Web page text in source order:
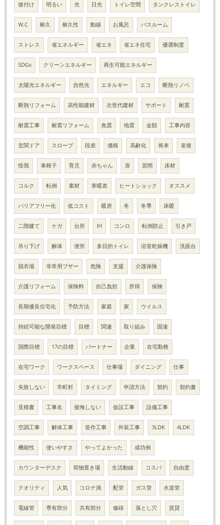
後付け 明るい 光 日光 トイレ空間 タンクレストイレ
W.C 耐久 耐久性 動線 お風呂 バスルーム
ストレス 省エネルギー 省エネ 省エネ住宅 優遇制度
SDGs クリーンエネルギー 再生可能エネルギー
太陽光エネルギー 自然光 エネルギー エコ 断熱リノベ
断熱リフォーム 高性能建材 次世代建材 サポート 耐震
耐震工事 耐震リフォーム 免震 地震 金額 工事内容
玄関ドア スロープ 段差 価格 高齢化 将来 老後
怪我 車椅子 育児 赤ちゃん 扉 居間 床材
コルク 転倒 素材 寒暖差 ヒートショック オススメ
バリアフリー化 低コスト 暖房 冬 冬季 床暖
二階建て ケガ 台所 IH コンロ 転倒防止 引き戸
吊り下げ 解体 便所 多目的トイレ 浴室乾燥機 洗面台
脱衣場 非常用ブザー 危険 支援 介護保険
介護リフォーム 保険料 自己負担 所得 保険
長期優良住宅化 予防方法 家庭 家 ウイルス
持続可能な開発目標 目標 関連 取り組み 国連
国際目標 17の目標 パートナー 企業 在宅勤務
在宅ワーク ワークスペース 仕事場 ダイニング 仕事
失敗しない 市町村 タイミング 申請方法 契約 契約書
見積書 工事名 後悔しない 仮設工事 設備工事
空調工事 解体工事 造作工事 外装工事 3LDK 4LDK
機能性 使いやすさ やってよかった 成功例
カウンターデスク 荷物置き場 生活動線 コスパ 自由度
クオリティ 人気 コロナ渦 配管 ガス管 水道管
電線管 専有部分 共有部分 修繕 落とし穴 賃貸